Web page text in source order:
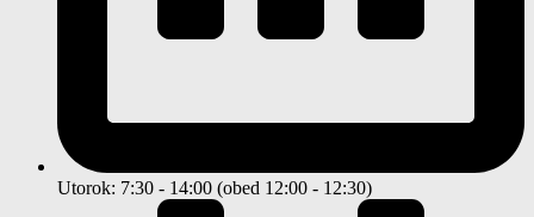
Utorok: 7:30 - 14:00 (obed 12:00 - 12:30)